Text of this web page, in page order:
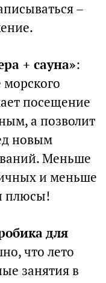
–
+ сауна»:
морского
посещение
а позволит
новым
Меньше
и меньше
плюсы!
для
что лето
занятия в